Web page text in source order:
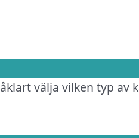
välja vilken typ av